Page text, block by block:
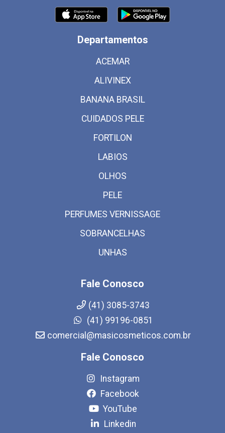
Departamentos
ACEMAR
ALIVINEX
BANANA BRASIL
CUIDADOS PELE
FORTILON
LABIOS
OLHOS
PELE
PERFUMES VERNISSAGE
SOBRANCELHAS
UNHAS
Fale Conosco
(41) 3085-3743
(41) 99196-0851
comercial@masicosmeticos.com.br
Fale Conosco
Instagram
Facebook
YouTube
Linkedin